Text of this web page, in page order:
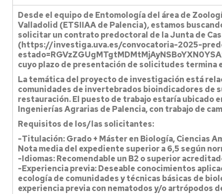
Desde el equipo de Entomología del área de
Valladolid (ETSIIAA de Palencia), estamos
solicitar un contrato predoctoral de la Junta de
(https://investiga.uva.es/convocatoria-2025-
cuyo plazo de presentación de solicitudes termina
La temática del proyecto de investigación está
comunidades de invertebrados bioindicadores de
restauración. El puesto de trabajo estaría ubicado
Ingenierías Agrarias de Palencia, con trabajo de
Requisitos de los/las solicitantes:
-Titulación: Grado + Máster en Biología, Ciencias
Nota media del expediente superior a 6,5 según
-Idiomas: Recomendable un B2 o superior
-Experiencia previa: Deseable conocimientos
ecología de comunidades y técnicas básicas de
experiencia previa con nematodos y/o artrópodos